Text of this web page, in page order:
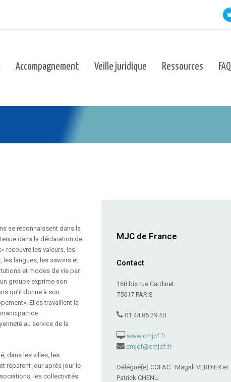
Accompagnement Veille juridique Ressources FAQ
se reconnaissent dans la
dans la déclaration de
recouvre les valeurs, les
les langues, les savoirs et
et modes de vie par
groupe exprime son
qu’il donne à son
Elles travaillent la
au service de la
dans les villes, les
réparent jour après jour le
les collectivités
MJC de France
Contact
168 bis rue Cardinet
75017 PARIS
01 44 85 29 50
www.cmjcf.fr
cmjcf@cmjcf.fr
Délégué(e) COFAC : Magali VERDIER et
Patrick CHENU